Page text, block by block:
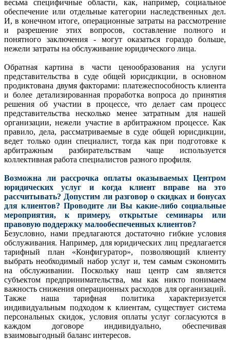
весьма специфичные области, как, например, социальное
обеспечение или отдельные категории наследственных дел.
И, в конечном итоге, операционные затраты на рассмотрение
и разрешение этих вопросов, составление полного и
понятного заключения - могут оказаться гораздо больше,
нежели затраты на обслуживание юридического лица.
Обратная картина в части ценообразования на услуги
представительства в суде общей юрисдикции, в основном
продиктована двумя факторами: платежеспособность клиента
и более детализированная проработка вопроса до принятия
решения об участии в процессе, что делает сам процесс
представительства несколько менее затратным для нашей
организации, нежели участие в арбитражном процессе. Как
правило, дела, рассматриваемые в суде общей юрисдикции,
ведет только один специалист, тогда как при подготовке к
арбитражным разбирательствам чаще используется
коллективная работа специалистов разного профиля.
Возможна ли рассрочка оплаты оказываемых Центром
юридических услуг и когда клиент вправе на это
рассчитывать? Допустим ли разговор о скидках и бонусах
для клиентов? Проводите ли Вы какие-либо социальные
мероприятия, к примеру, открытые семинары или
правовую поддержку малообеспеченных клиентов?
Безусловно, нами предлагаются достаточно гибкие условия
обслуживания. Например, для юридических лиц предлагается
тарифный план «Конфигуратор», позволяющий клиенту
выбрать необходимый набор услуг и, тем самым сэкономить
на обслуживании. Поскольку наш центр сам является
субъектом предпринимательства, мы как никто понимаем
важность снижения операционных расходов для организаций.
Также наша тарифная политика характеризуется
индивидуальным подходом к клиентам, существует система
персональных скидок, условия оплаты услуг согласуются в
каждом договоре индивидуально, обеспечивая
взаимовыгодный баланс интересов.